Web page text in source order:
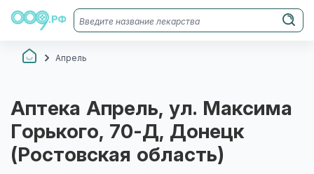
Апрель
Аптека Апрель, ул. Максима
Горького, 70-Д, Донецк
(Ростовская область)